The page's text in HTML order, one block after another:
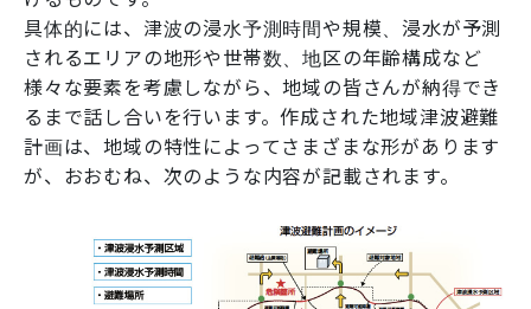
具体的には、津波の浸水予測時間や規模、浸水が予測
されるエリアの地形や世帯数、地区の年齢構成など
様々な要素を考慮しながら、地域の皆さんが納得でき
るまで話し合いを行います。作成された地域津波避難
計画は、地域の特性によってさまざまな形があります
が、おおむね、次のような内容が記載されます。